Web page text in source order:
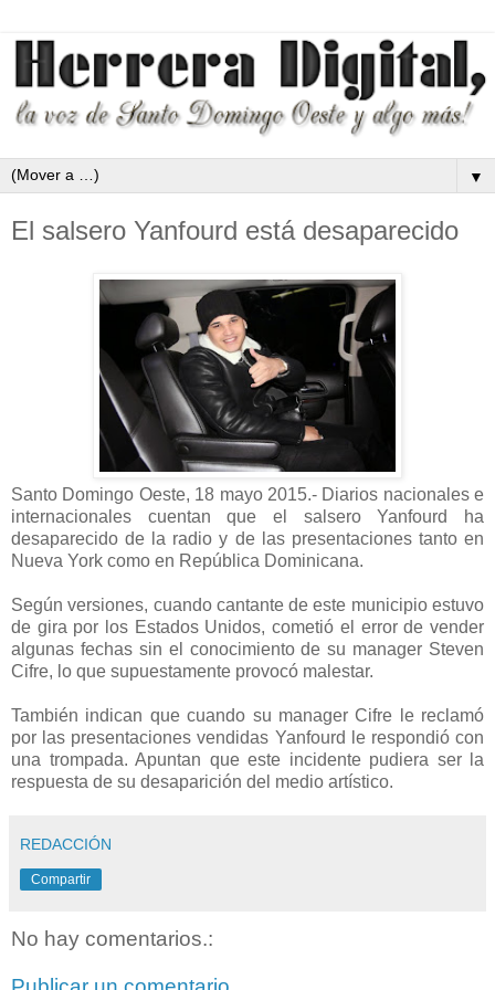
▼
El salsero Yanfourd está desaparecido
Santo Domingo Oeste, 18 mayo 2015.- Diarios nacionales e
internacionales cuentan que el salsero Yanfourd ha
desaparecido de la radio y de las presentaciones tanto en
Nueva York como en República Dominicana.
Según versiones, cuando cantante de este municipio estuvo
de gira por los Estados Unidos, cometió el error de vender
algunas fechas sin el conocimiento de su manager Steven
Cifre, lo que supuestamente provocó malestar.
También indican que cuando su manager Cifre le reclamó
por las presentaciones vendidas Yanfourd le respondió con
una trompada. Apuntan que este incidente pudiera ser la
respuesta de su desaparición del medio artístico.
REDACCIÓN
Compartir
No hay comentarios.: